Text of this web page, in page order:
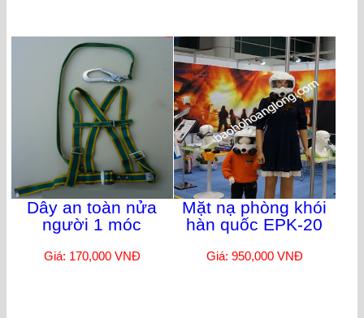
Dây an toàn nửa
người 1 móc
Giá: 170,000 VNĐ
Mặt nạ phòng khói
hàn quốc EPK-20
Giá: 950,000 VNĐ